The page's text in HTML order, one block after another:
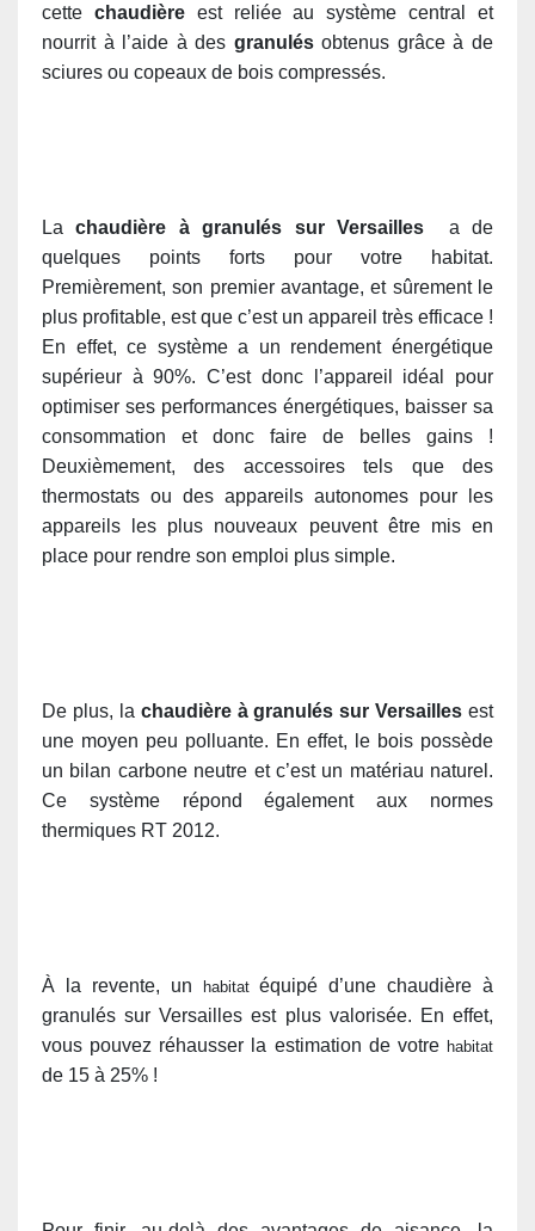
cette chaudièreest reliée au système central et
nourrit à l’aide à des granulésobtenus grâce à de
sciures ou copeaux de bois compressés.
Lachaudière à granulés sur Versailles
a de
quelques points forts pour votre habitat.
Premièrement, son premier avantage, et sûrement le
plus profitable, est que c’est un appareil très efficace !
En effet, ce système a un rendement énergétique
supérieur à 90%. C’est donc l’appareil idéal pour
optimiser ses performances énergétiques, baisser sa
consommation et donc faire de belles gains !
Deuxièmement, des accessoires tels que des
thermostats ou des appareils autonomes pour les
appareils les plus nouveaux peuvent être mis en
place pour rendre son emploi plus simple.
De plus, la chaudière à granulés sur Versailles est
une moyen peu polluante. En effet, le bois possède
un bilan carbone neutre et c’est un matériau naturel.
Ce système répond également aux normes
thermiques RT 2012.
À la revente, un habitatéquipé d’une chaudière à
granulés sur Versailles est plus valorisée. En effet,
vous pouvez réhausser la estimation de votre habitat
de 15 à 25% !